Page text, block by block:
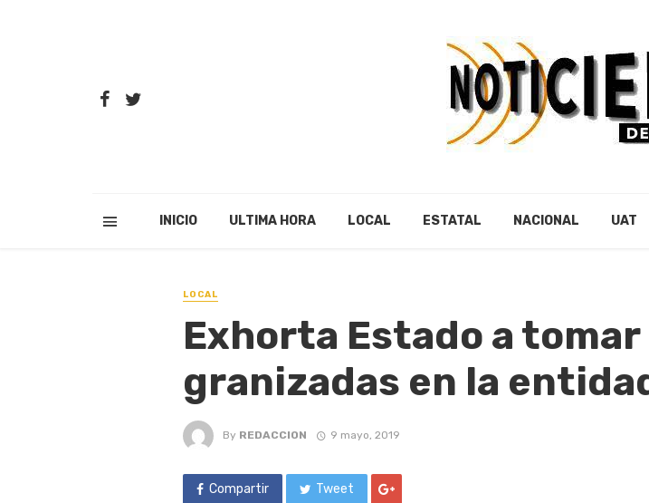
INICIO ULTIMA HORA LOCAL ESTATAL NACIONAL UAT
LOCAL
Exhorta Estado a
granizadas en la
By REDACCION 9 mayo, 2019
Compartir Tweet